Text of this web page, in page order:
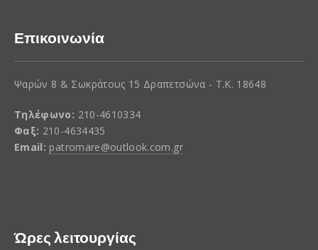
Επικοινωνία
Ψαρών 8 & Σωκράτους 15 Δραπετσώνα - Τ.Κ. 18648
Τηλέφωνο: 210-4610334
Φαξ: 210-4634435
Email: patromare@outlook.com.gr
Ώρες λειτουργίας